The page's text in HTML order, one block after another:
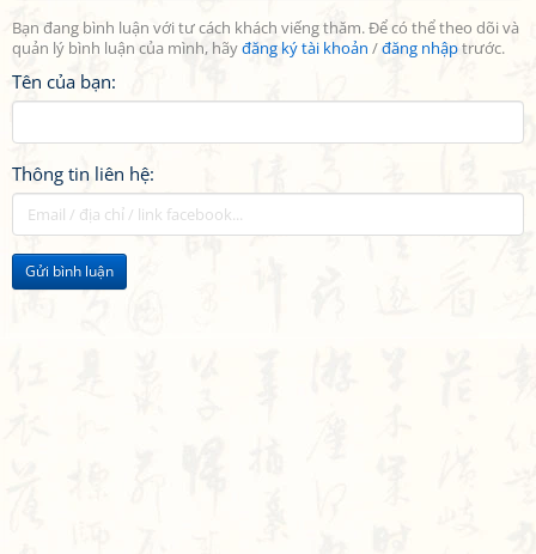
Bạn đang bình luận với tư cách khách viếng thăm. Để có thể theo dõi và
quản lý bình luận của mình, hãyđăng ký tài khoản /đăng nhậptrước.
Tên của bạn:
Thông tin liên hệ:
Gửi bình luận